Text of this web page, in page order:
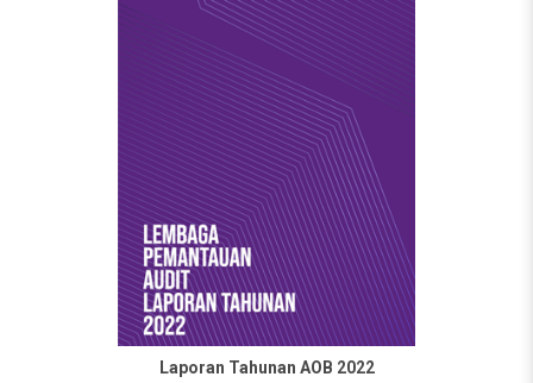
Laporan Tahunan AOB 2022